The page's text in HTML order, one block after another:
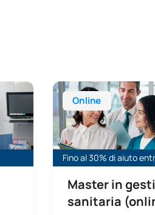
Oviedo
Online
Fino al 30% di aiuto
Master in
sanitaria
Master universitario in